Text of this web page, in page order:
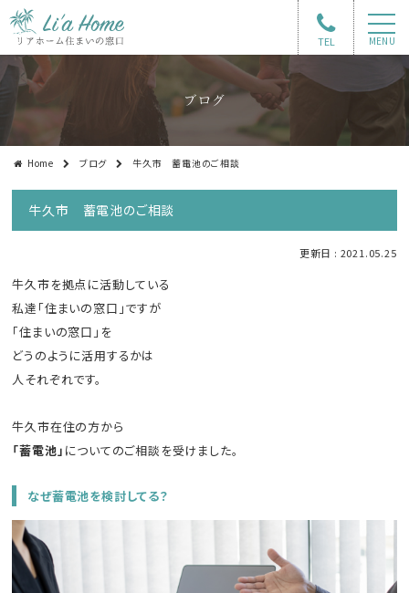
MENU
TEL
ブログ
Home ブログ 牛久市 蓄電池のご相談
牛久市 蓄電池のご相談
更新日 : 2021.05.25
牛久市を拠点に活動している
私達「住まいの窓口」ですが
「住まいの窓口」を
どうのように活用するかは
人それぞれです。
牛久市在住の方から
「蓄電池」 についてのご相談を受けました。
なぜ蓄電池を検討してる？